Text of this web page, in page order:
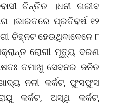
ଚିନ୍ତିତ ।ଧନୀ ଗରୀବ
।ଭାରତରେ ପ୍ରତିବର୍ଷ ୧୨
ଚିହ୍ନଟ ହେଉଥିବାବେଳେ ୮
ରୋଗୀ ମୃତ୍ୟୁ ବରଣ
ତମାଖୁ ସେବନର ଜନିତ
ନଳୀ କର୍କଟ, ଫୁସଫୁସ
କର୍କଟ, ଅସ୍ଥି କର୍କଟ,